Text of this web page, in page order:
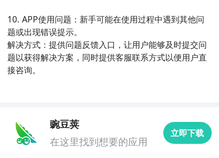
10. APP使用问题：新手可能在使用过程中遇到其他问
题或出现错误提示。
解决方式：提供问题反馈入口，让用户能够及时提交问
题以获得解决方案，同时提供客服联系方式以便用户直
接咨询。
豌豆荚
在这里找到想要的应用
立即下载